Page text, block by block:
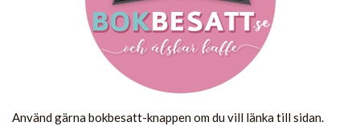
Använd gärna bokbesatt-knappen om du vill länka till sidan.